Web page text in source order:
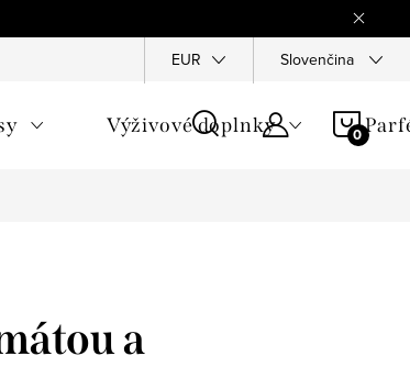
Ochrana osobních údajů Všeobecné
EUR Slovenčina
Výživové doplnky
a